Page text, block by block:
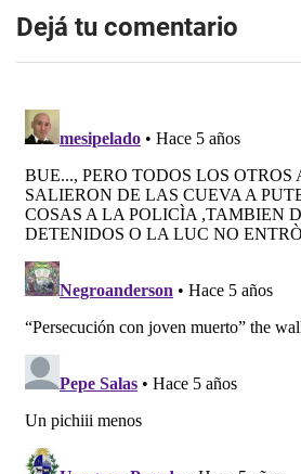
Dejá tu comentario